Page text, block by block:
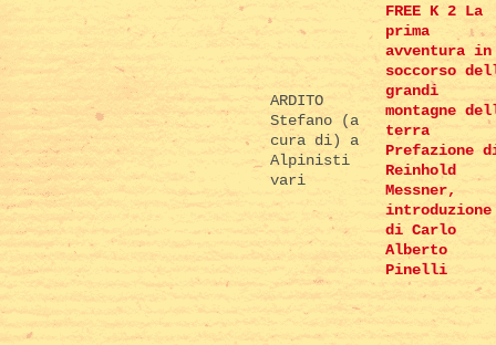
ARDITO
Stefano (a
cura di) a
Alpinisti
vari
FREE K 2 La
prima
avventura in
soccorso
grandi
montagne
terra
Prefazione
Reinhold
Messner,
introduzione
di Carlo
Alberto
Pinelli